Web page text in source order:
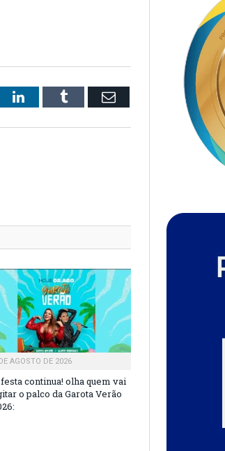
LinkedInTumblr Email
AGOSTO DE 2026
continua! olha quem vai
o palco da Garota Verão